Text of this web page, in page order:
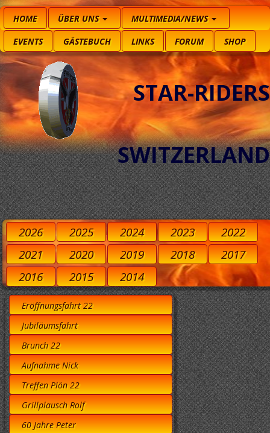
HOME ÜBER UNS
MULTIMEDIA/NEWS
EVENTS
GÄSTEBUCH LINKS FORUM SHOP
STAR-RIDERS
SWITZERLAND
2026 2025 2024 2023
2022
2021
2020 2019 2018
2017
2016
2015 2014
Eröffnungsfahrt 22
Jubiläumsfahrt
Brunch 22
Aufnahme Nick
Treffen Plön 22
Grillplausch Rolf
60 Jahre Peter